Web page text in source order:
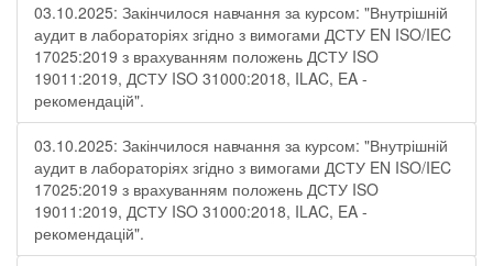
03.10.2025: Закінчилося навчання за курсом: "Внутрішній
аудит в лабораторіях згідно з вимогами ДСТУ EN ISO/IEC
17025:2019 з врахуванням положень ДСТУ ISO
19011:2019, ДСТУ ISO 31000:2018, ILAC, EA -
рекомендацій".
03.10.2025: Закінчилося навчання за курсом: "Внутрішній
аудит в лабораторіях згідно з вимогами ДСТУ EN ISO/IEC
17025:2019 з врахуванням положень ДСТУ ISO
19011:2019, ДСТУ ISO 31000:2018, ILAC, EA -
рекомендацій".